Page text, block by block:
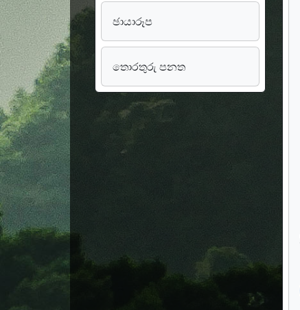
ඡායාරූප
තොරතුරු පනත